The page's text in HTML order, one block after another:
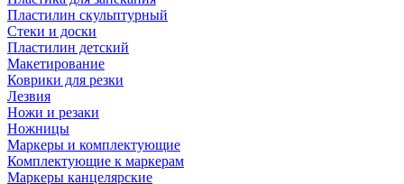
Пластилин скульптурный
Стеки и доски
Пластилин детский
Макетирование
Коврики для резки
Лезвия
Ножи и резаки
Ножницы
Маркеры и комплектующие
Комплектующие к маркерам
Маркеры канцелярские